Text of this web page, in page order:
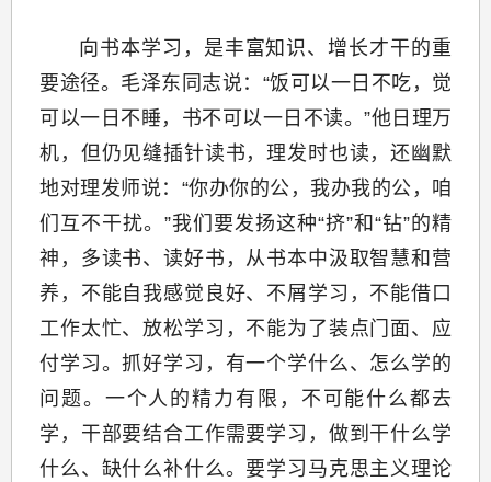
向书本学习，是丰富知识、增长才干的重
要途径。毛泽东同志说：“饭可以一日不吃，觉
可以一日不睡，书不可以一日不读。”他日理万
机，但仍见缝插针读书，理发时也读，还幽默
地对理发师说：“你办你的公，我办我的公，咱
们互不干扰。”我们要发扬这种“挤”和“钻”的精
神，多读书、读好书，从书本中汲取智慧和营
养，不能自我感觉良好、不屑学习，不能借口
工作太忙、放松学习，不能为了装点门面、应
付学习。抓好学习，有一个学什么、怎么学的
问题。一个人的精力有限，不可能什么都去
学，干部要结合工作需要学习，做到干什么学
什么、缺什么补什么。要学习马克思主义理论